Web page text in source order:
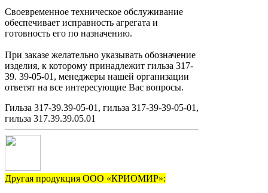
Своевременное техническое обслуживание
обеспечивает исправность агрегата и
готовность его по назначению.
При заказе желательно указывать обозначение
изделия, к которому принадлежит гильза 317-
39. 39-05-01, менеджеры нашей организации
ответят на все интересующие Вас вопросы.
Гильза 317-39.39-05-01, гильза 317-39-39-05-01,
гильза 317.39.39.05.01
Другая продукция ООО «КРИОМИР»: